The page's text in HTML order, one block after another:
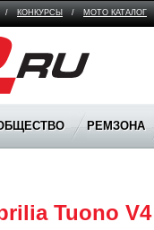
/ КОНКУРСЫ / МОТО КАТАЛОГ
РЕМЗОНА
Tuono V4